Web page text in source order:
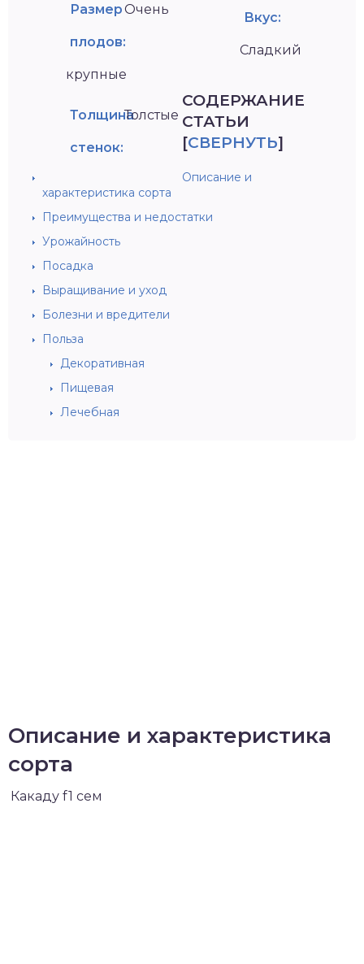
Размер
плодов:
Очень
крупные
Толщина
стенок:
Толстые
Вкус:
Сладкий
СОДЕРЖАНИЕ
СТАТЬИ
[СВЕРНУТЬ]
Описание и
характеристика сорта
Преимущества и недостатки
Урожайность
Посадка
Выращивание и уход
Болезни и вредители
Польза
Декоративная
Пищевая
Лечебная
Описание и характеристика
сорта